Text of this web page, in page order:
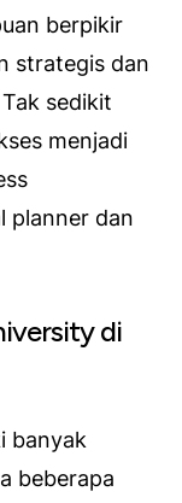
berpikir
strategis dan
sedikit
menjadi
planner dan
di
banyak
beberapa